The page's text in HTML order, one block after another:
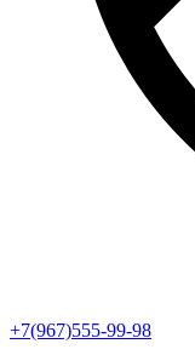
+7(967)555-99-98